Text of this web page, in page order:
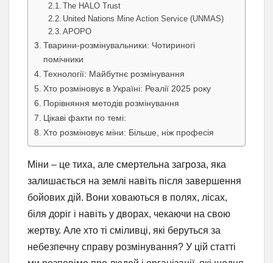
The HALO Trust
United Nations Mine Action Service (UNMAS)
APOPO
Тварини-розмінувальники: Чотириногі
помічники
Технології: Майбутнє розмінування
Хто розміновує в Україні: Реалії 2025 року
Порівняння методів розмінування
Цікаві факти по темі:
Хто розміновує міни: Більше, ніж професія
Міни – це тиха, але смертельна загроза, яка
залишається на землі навіть після завершення
бойових дій. Вони ховаються в полях, лісах,
біля доріг і навіть у дворах, чекаючи на свою
жертву. Але хто ті сміливці, які беруться за
небезпечну справу розмінування? У цій статті